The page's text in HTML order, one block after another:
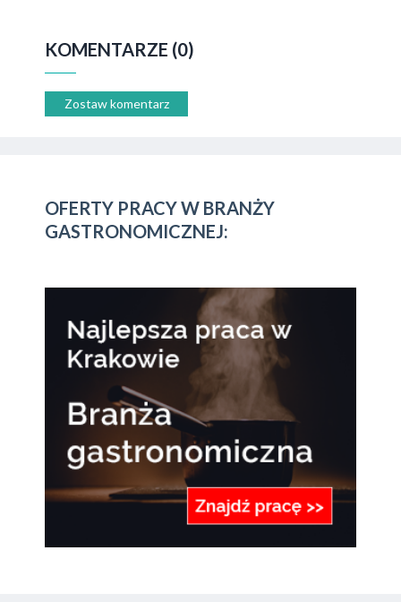
KOMENTARZE (0)
Zostaw komentarz
OFERTY PRACY W BRANŻY
GASTRONOMICZNEJ: